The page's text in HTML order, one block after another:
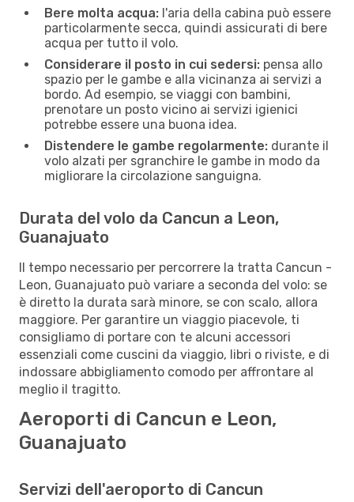
Bere molta acqua: l'aria della cabina può essere
particolarmente secca, quindi assicurati di bere
acqua per tutto il volo.
Considerare il posto in cui sedersi: pensa allo
spazio per le gambe e alla vicinanza ai servizi a
bordo. Ad esempio, se viaggi con bambini,
prenotare un posto vicino ai servizi igienici
potrebbe essere una buona idea.
Distendere le gambe regolarmente: durante il
volo alzati per sgranchire le gambe in modo da
migliorare la circolazione sanguigna.
Durata del volo da Cancun a Leon,
Guanajuato
Il tempo necessario per percorrere la tratta Cancun -
Leon, Guanajuato può variare a seconda del volo: se
è diretto la durata sarà minore, se con scalo, allora
maggiore. Per garantire un viaggio piacevole, ti
consigliamo di portare con te alcuni accessori
essenziali come cuscini da viaggio, libri o riviste, e di
indossare abbigliamento comodo per affrontare al
meglio il tragitto.
Aeroporti di Cancun e Leon,
Guanajuato
Servizi dell'aeroporto di Cancun